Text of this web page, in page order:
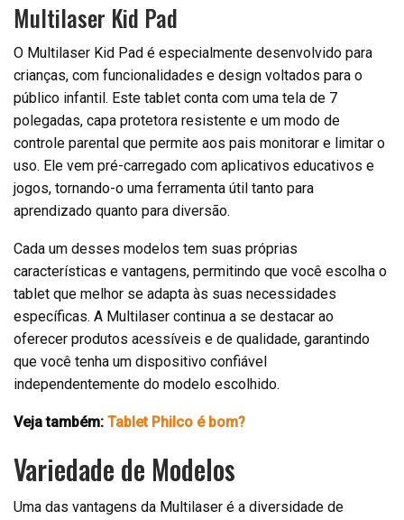
Multilaser Kid Pad
O Multilaser Kid Pad é especialmente desenvolvido para
crianças, com funcionalidades e design voltados para o
público infantil. Este tablet conta com uma tela de 7
polegadas, capa protetora resistente e um modo de
controle parental que permite aos pais monitorar e limitar o
uso. Ele vem pré-carregado com aplicativos educativos e
jogos, tornando-o uma ferramenta útil tanto para
aprendizado quanto para diversão.
Cada um desses modelos tem suas próprias
características e vantagens, permitindo que você escolha o
tablet que melhor se adapta às suas necessidades
específicas. A Multilaser continua a se destacar ao
oferecer produtos acessíveis e de qualidade, garantindo
que você tenha um dispositivo confiável
independentemente do modelo escolhido.
Veja também: Tablet Philco é bom?
Variedade de Modelos
Uma das vantagens da Multilaser é a diversidade de